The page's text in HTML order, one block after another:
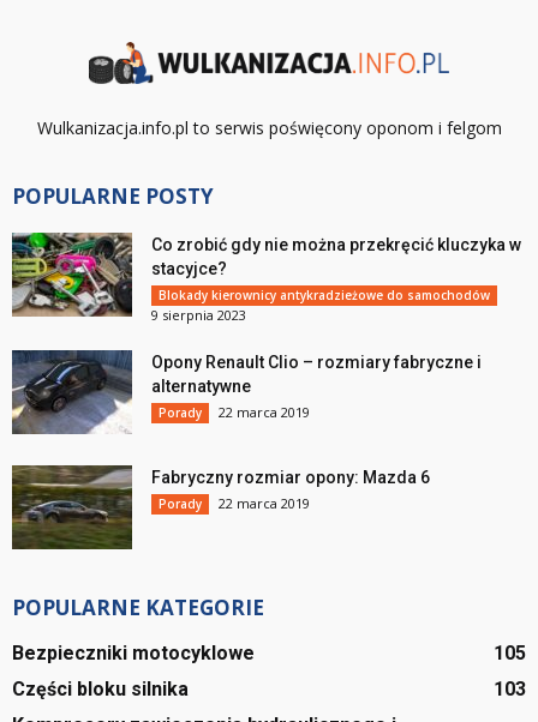
Wulkanizacja.info.pl to serwis poświęcony oponom i felgom
POPULARNE POSTY
Co zrobić gdy nie można przekręcić kluczyka w
stacyjce?
Blokady kierownicy antykradzieżowe do samochodów
9 sierpnia 2023
Opony Renault Clio – rozmiary fabryczne i
alternatywne
Porady 22 marca 2019
Fabryczny rozmiar opony: Mazda 6
Porady 22 marca 2019
POPULARNE KATEGORIE
Bezpieczniki motocyklowe
105
Części bloku silnika
103